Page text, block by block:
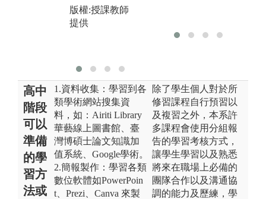
版權:授課教師
提供
版權:授課教師
高中
階段
可以
準備
的學
習方
法或
1.資料收集：學習到各
類學術網站搜集資
料，如：Airiti Library
華藝線上圖書館、臺
灣博碩士論文知識加
值系統、Google學術。
2.簡報製作：學習各類
數位軟體如PowerPoin
t、Prezi、Canva 來製
除了學生個人對於所
修習課程自行預習以
及複習之外，本系許
多課程會使用分組報
告的學習考核方式，
讓學生學習以及熟悉
將來在職場上必備的
團隊合作以及溝通協
調的能力及歷練，學